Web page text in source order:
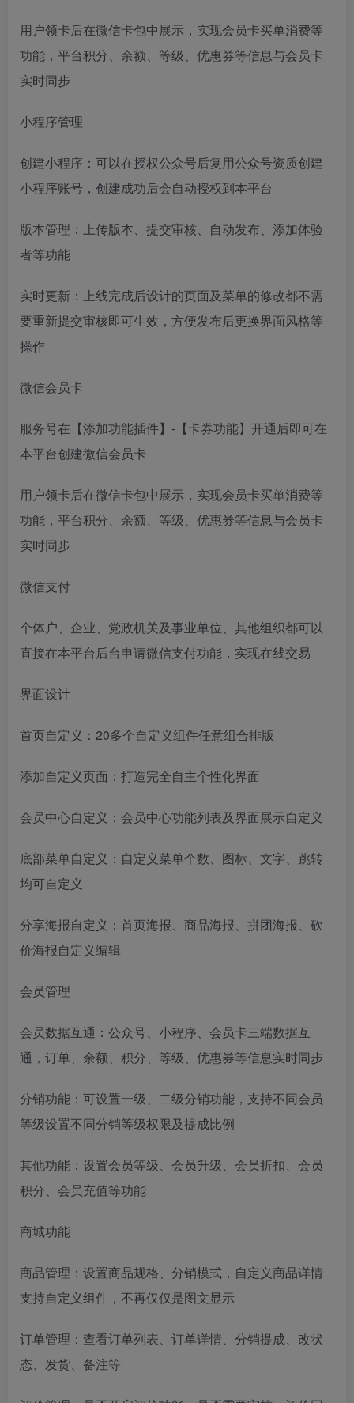
用户领卡后在微信卡包中展示，实现会员卡买单消费等
功能，平台积分、余额、等级、优惠券等信息与会员卡
实时同步
小程序管理
创建小程序：可以在授权公众号后复用公众号资质创建
小程序账号，创建成功后会自动授权到本平台
版本管理：上传版本、提交审核、自动发布、添加体验
者等功能
实时更新：上线完成后设计的页面及菜单的修改都不需
要重新提交审核即可生效，方便发布后更换界面风格等
操作
微信会员卡
服务号在【添加功能插件】-【卡券功能】开通后即可在
本平台创建微信会员卡
用户领卡后在微信卡包中展示，实现会员卡买单消费等
功能，平台积分、余额、等级、优惠券等信息与会员卡
实时同步
微信支付
个体户、企业、党政机关及事业单位、其他组织都可以
直接在本平台后台申请微信支付功能，实现在线交易
界面设计
首页自定义：20多个自定义组件任意组合排版
添加自定义页面：打造完全自主个性化界面
会员中心自定义：会员中心功能列表及界面展示自定义
底部菜单自定义：自定义菜单个数、图标、文字、跳转
均可自定义
分享海报自定义：首页海报、商品海报、拼团海报、砍
价海报自定义编辑
会员管理
会员数据互通：公众号、小程序、会员卡三端数据互
通，订单、余额、积分、等级、优惠券等信息实时同步
分销功能：可设置一级、二级分销功能，支持不同会员
等级设置不同分销等级权限及提成比例
其他功能：设置会员等级、会员升级、会员折扣、会员
积分、会员充值等功能
商城功能
商品管理：设置商品规格、分销模式，自定义商品详情
支持自定义组件，不再仅仅是图文显示
订单管理：查看订单列表、订单详情、分销提成、改状
态、发货、备注等